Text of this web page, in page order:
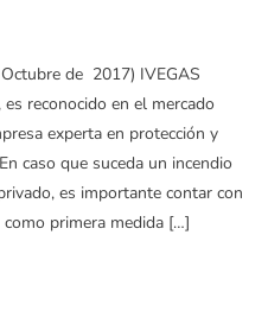
de 2017) IVEGAS
reconocido en el mercado
experta en protección y
caso que suceda un incendio
es importante contar con
primera medida […]